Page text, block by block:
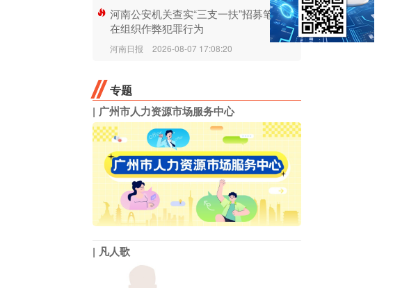
河南公安机关查实“三支一扶”招募笔试存
在组织作弊犯罪行为
河南日报 2026-08-07 17:08:20
专题
广州市人力资源市场服务中心
凡人歌